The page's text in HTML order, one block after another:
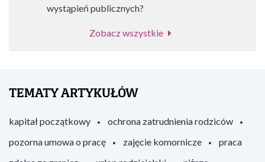
wystąpień publicznych?
Zobacz wszystkie
TEMATY ARTYKUŁÓW
kapitał początkowy
ochrona zatrudnienia rodziców
pozorna umowa o pracę
zajęcie komornicze
praca